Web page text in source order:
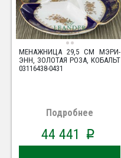
МЕНАЖНИЦА 29,5 СМ МЭРИ-
ЭНН, ЗОЛОТАЯ РОЗА, КОБАЛЬТ
03116438-0431
Подробнее
44 441 p